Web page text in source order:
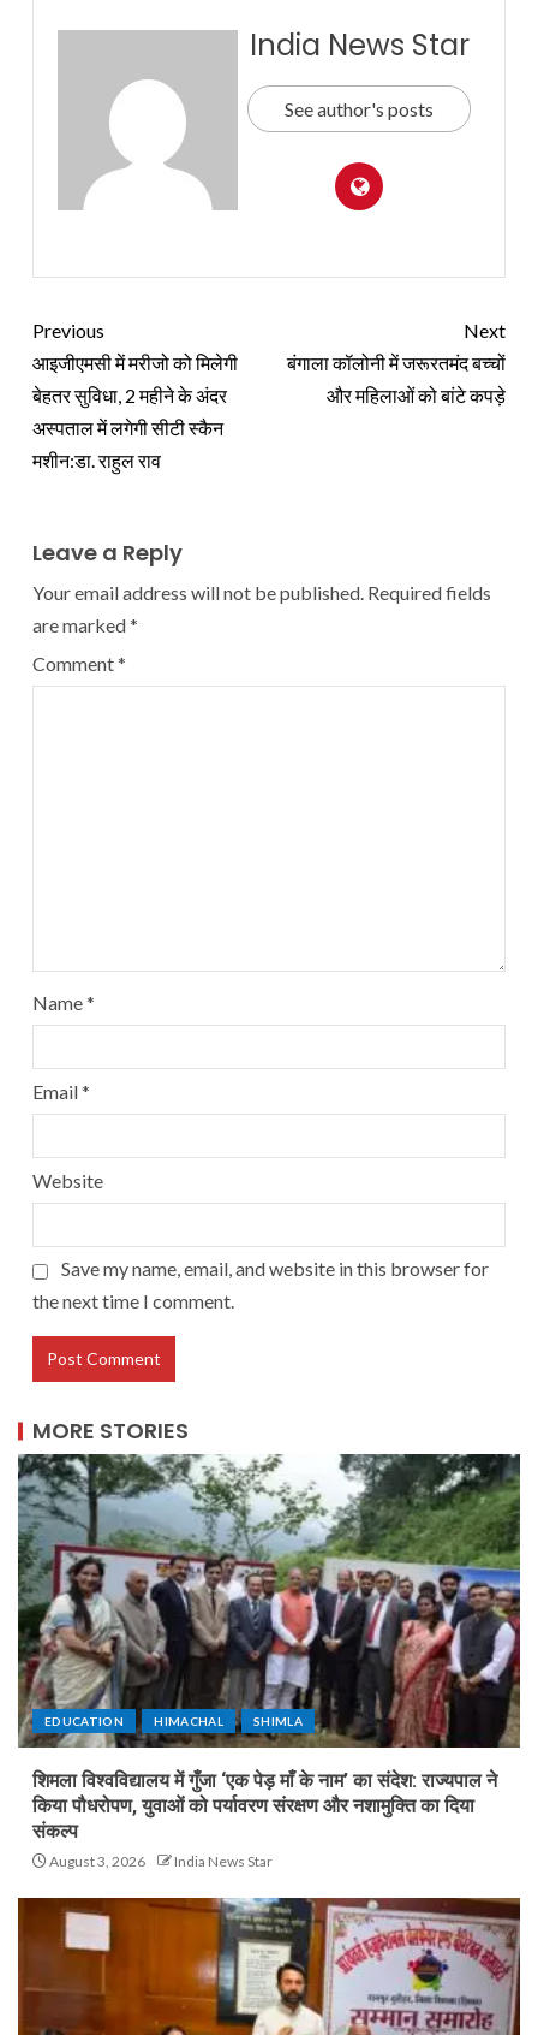
India News Star
See author's posts
Previous
आइजीएमसी में मरीजो को मिलेगी
बेहतर सुविधा, 2 महीने के अंदर
अस्पताल में लगेगी सीटी स्कैन
मशीन:डा. राहुल राव
Next
बंगाला कॉलोनी में जरूरतमंद बच्चों
और महिलाओं को बांटे कपड़े
Leave a Reply
Your email address will not be published. Required fields
are marked*
Comment*
Name*
Email*
Website
Save my name, email, and website in this browser for
the next time I comment.
MORE STORIES
EDUCATION HIMACHAL SHIMLA
शिमला विश्वविद्यालय में गुँजा ‘एक पेड़ माँ के नाम’ का संदेश: राज्यपाल ने
किया पौधरोपण, युवाओं को पर्यावरण संरक्षण और नशामुक्ति का दिया
संकल्प
August 3, 2026 India News Star